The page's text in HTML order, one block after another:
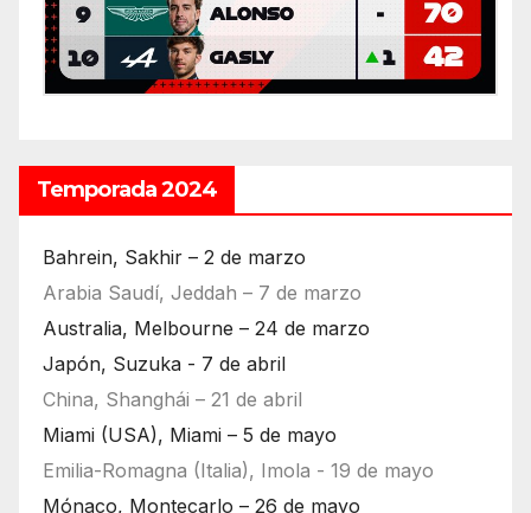
Temporada 2024
Bahrein, Sakhir – 2 de marzo
Arabia Saudí, Jeddah – 7 de marzo
Australia, Melbourne – 24 de marzo
Japón, Suzuka - 7 de abril
China, Shanghái – 21 de abril
Miami (USA), Miami – 5 de mayo
Emilia-Romagna (Italia), Imola - 19 de mayo
Mónaco, Montecarlo – 26 de mayo